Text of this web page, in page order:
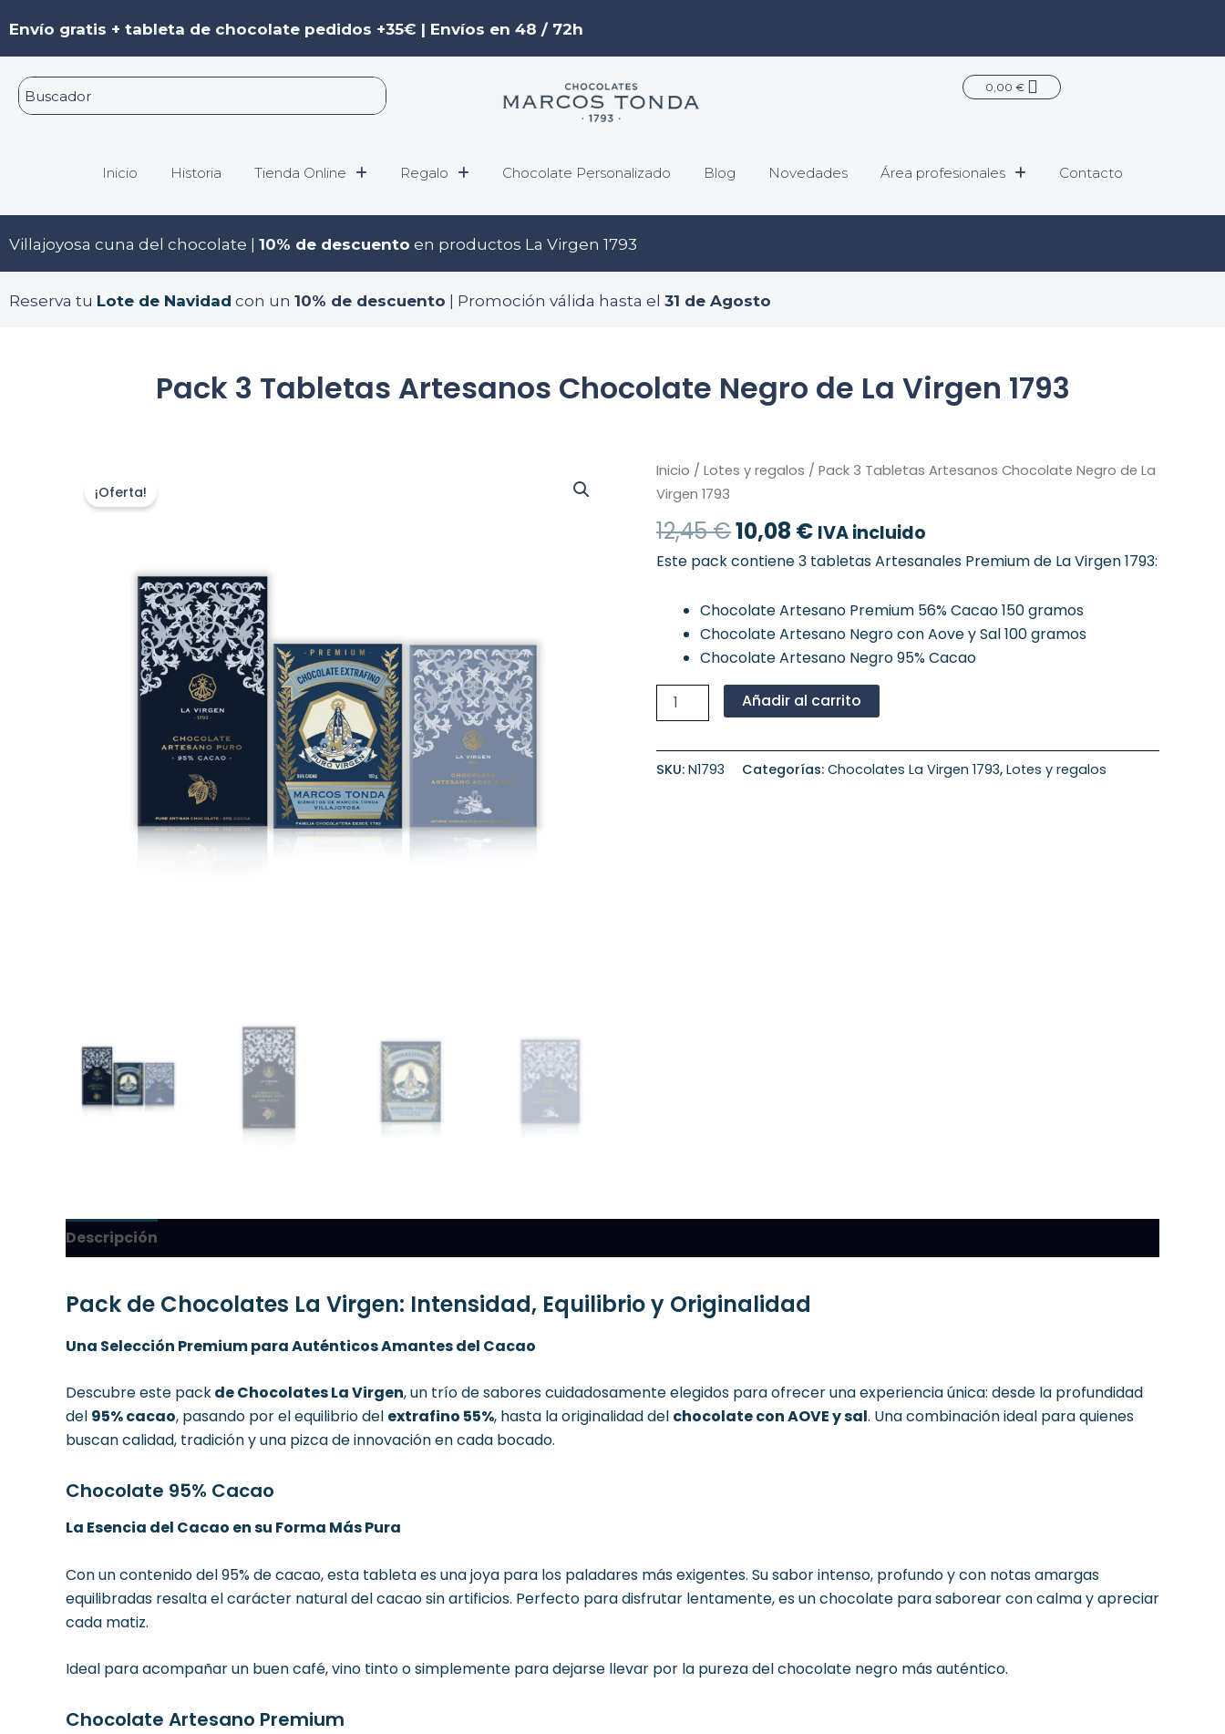
al
contenido
Envío gratis + tableta de chocolate pedidos +35€ | Envíos en 48 / 72h
0,00 € Carrito
Inicio Historia Tienda Online Regalo Chocolate Personalizado Blog Novedades Área profesionales Contacto
Villajoyosa cuna del chocolate | 10% de descuento en productos La Virgen 1793
Reserva tu Lote de Navidad con un 10% de descuento | Promoción válida hasta el 31 de Agosto
Pack 3 Tabletas Artesanos Chocolate Negro de La Virgen 1793
¡Oferta!
Inicio / Lotes y regalos / Pack 3 Tabletas Artesanos Chocolate Negro de La
Virgen 1793
12,45€
El
original
era:
12,45 €.
10,08 €
El
actual
es:
10,08 €.
IVA incluido
Este pack contiene 3 tabletas Artesanales Premium de La Virgen 1793:
Chocolate Artesano Premium 56% Cacao 150 gramos
Chocolate Artesano Negro con Aove y Sal 100 gramos
Chocolate Artesano Negro 95% Cacao
Pack
3
Tabletas
Artesanos
Chocolate
Negro
Virgen
1793
cantidad
Añadir al carrito
SKU: N1793 Categorías: Chocolates La Virgen 1793, Lotes y regalos
Descripción
Pack de Chocolates La Virgen: Intensidad, Equilibrio y Originalidad
Una Selección Premium para Auténticos Amantes del Cacao
Descubre este packde Chocolates La Virgen, un trío de sabores cuidadosamente elegidos para ofrecer una experiencia única: desde la profundidad
del 95% cacao, pasando por el equilibrio del extrafino 55%, hasta la originalidad del chocolate con AOVE y sal. Una combinación ideal para quienes
buscan calidad, tradición y una pizca de innovación en cada bocado.
Chocolate 95% Cacao
La Esencia del Cacao en su Forma Más Pura
Con un contenido del 95% de cacao, esta tableta es una joya para los paladares más exigentes. Su sabor intenso, profundo y con notas amargas
equilibradas resalta el carácter natural del cacao sin artificios. Perfecto para disfrutar lentamente, es un chocolate para saborear con calma y apreciar
cada matiz.
Ideal para acompañar un buen café, vino tinto o simplemente para dejarse llevar por la pureza del chocolate negro más auténtico.
Chocolate Artesano Premium